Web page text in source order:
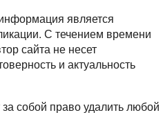
является
С течением времени
сайта не несет
и актуальность
собой право удалить любой